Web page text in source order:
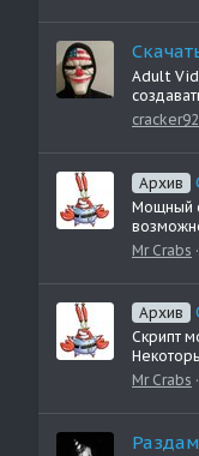
Adult
cracker92
Архив
Мощный
Mr Crabs
Архив
Скрипт
Mr Crabs